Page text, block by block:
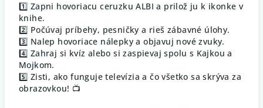
1️⃣ Zapni hovoriacu ceruzku ALBI a prilož ju k ikonke v
knihe.
2️⃣ Počúvaj príbehy, pesničky a rieš zábavné úlohy.
3️⃣ Nalep hovoriace nálepky a objavuj nové zvuky.
4️⃣ Zahraj si kvíz alebo si zaspievaj spolu s Kajkou a
Mojkom.
5️⃣ Zisti, ako funguje televízia a čo všetko sa skrýva za
obrazovkou! 📺